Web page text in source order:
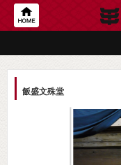
飯盛文殊堂